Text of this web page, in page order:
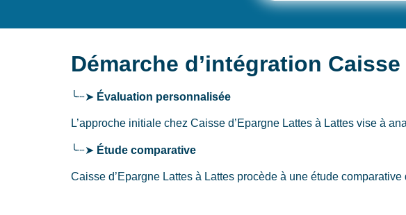
Démarche d’intégration
╰┈➤ Évaluation personnalisée
L’approche initiale chez Caisse d’Epargne Lattes à Lattes vise à
╰┈➤ Étude comparative
Caisse d’Epargne Lattes à Lattes procède à une étude